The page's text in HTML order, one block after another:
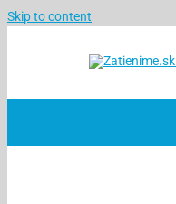
Skip to content